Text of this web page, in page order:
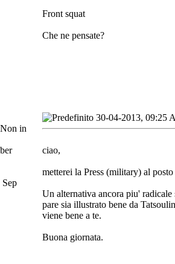
Front squat
Che ne pensate?
Sep
30-04-2013, 09:25
ciao,
metterei la Press (military) al
Un alternativa ancora piu'
pare sia illustrato bene da
viene bene a te.
Buona giornata.